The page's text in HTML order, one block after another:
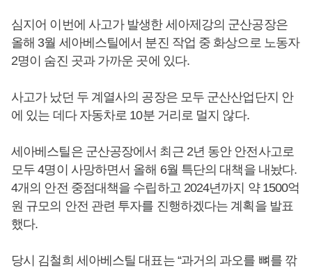
심지어 이번에 사고가 발생한 세아제강의 군산공장은
올해 3월 세아베스틸에서 분진 작업 중 화상으로 노동자
2명이 숨진 곳과 가까운 곳에 있다.
사고가 났던 두 계열사의 공장은 모두 군산산업단지 안
에 있는 데다 자동차로 10분 거리로 멀지 않다.
세아베스틸은 군산공장에서 최근 2년 동안 안전사고로
모두 4명이 사망하면서 올해 6월 특단의 대책을 내놨다.
4개의 안전 중점대책을 수립하고 2024년까지 약 1500억
원 규모의 안전 관련 투자를 진행하겠다는 계획을 발표
했다.
당시 김철희 세아베스틸 대표는 “과거의 과오를 뼈를 깎